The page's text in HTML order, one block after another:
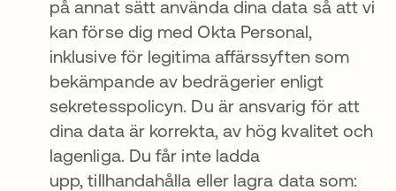
på annat sätt använda dina data så att vi
kan förse dig med Okta Personal,
inklusive för legitima affärssyften som
bekämpande av bedrägerier enligt
sekretesspolicyn. Du är ansvarig för att
dina data är korrekta, av hög kvalitet och
lagenliga. Du får inte ladda
upp, tillhandahålla eller lagra data som: